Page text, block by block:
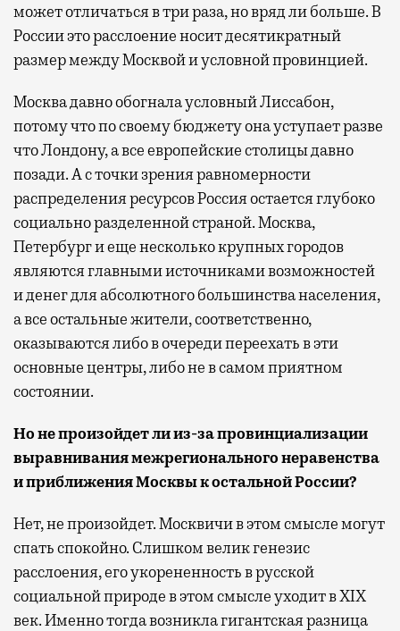
может отличаться в три раза, но вряд ли больше. В
России это расслоение носит десятикратный
размер между Москвой и условной провинцией.
Москва давно обогнала условный Лиссабон,
потому что по своему бюджету она уступает разве
что Лондону, а все европейские столицы давно
позади. А с точки зрения равномерности
распределения ресурсов Россия остается глубоко
социально разделенной страной. Москва,
Петербург и еще несколько крупных городов
являются главными источниками возможностей
и денег для абсолютного большинства населения,
а все остальные жители, соответственно,
оказываются либо в очереди переехать в эти
основные центры, либо не в самом приятном
состоянии.
Но не произойдет ли из-за провинциализации
выравнивания межрегионального неравенства
и приближения Москвы к остальной России?
Нет, не произойдет. Москвичи в этом смысле могут
спать спокойно. Слишком велик генезис
расслоения, его укорененность в русской
социальной природе в этом смысле уходит в XIX
век. Именно тогда возникла гигантская разница